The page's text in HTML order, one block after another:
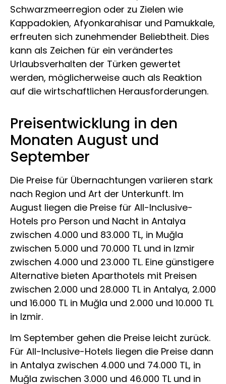
Schwarzmeerregion oder zu Zielen wie
Kappadokien, Afyonkarahisar und Pamukkale,
erfreuten sich zunehmender Beliebtheit. Dies
kann als Zeichen für ein verändertes
Urlaubsverhalten der Türken gewertet
werden, möglicherweise auch als Reaktion
auf die wirtschaftlichen Herausforderungen.
Preisentwicklung in den
Monaten August und
September
Die Preise für Übernachtungen variieren stark
nach Region und Art der Unterkunft. Im
August liegen die Preise für All-Inclusive-
Hotels pro Person und Nacht in Antalya
zwischen 4.000 und 83.000 TL, in Muğla
zwischen 5.000 und 70.000 TL und in Izmir
zwischen 4.000 und 23.000 TL. Eine günstigere
Alternative bieten Aparthotels mit Preisen
zwischen 2.000 und 28.000 TL in Antalya, 2.000
und 16.000 TL in Muğla und 2.000 und 10.000 TL
in Izmir.
Im September gehen die Preise leicht zurück.
Für All-Inclusive-Hotels liegen die Preise dann
in Antalya zwischen 4.000 und 74.000 TL, in
Muğla zwischen 3.000 und 46.000 TL und in